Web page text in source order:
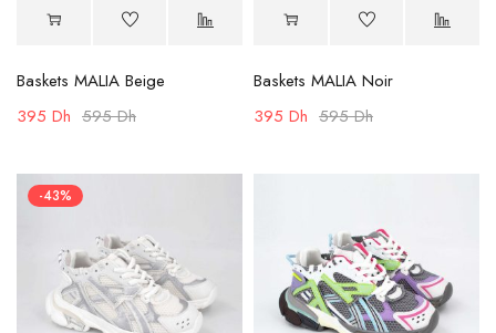
Baskets MALIA Beige
595Dh
395 Dh
Baskets MALIA Noir
595Dh
395 Dh
-43%